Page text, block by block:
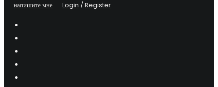
напишите мне
Login /Register